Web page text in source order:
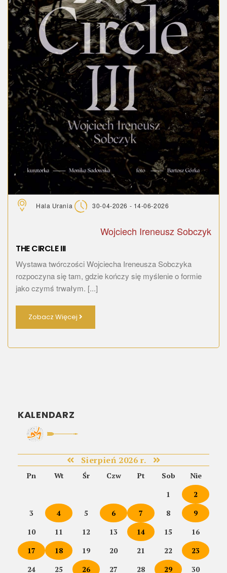
Hala Urania 30-04-2026 - 14-06-2026
Wojciech Ireneusz Sobczyk
THE CIRCLE III
Wystawa twórczości Wojciecha Ireneusza Sobczyka
rozpoczyna się tam, gdzie kończy się myślenie o formie
jako czymś trwałym. [...]
Zobacz Więcej
KALENDARZ
Sierpień 2026 r.
Pn Wt Śr Czw Pt Sob
Nie
1
2
3
4 5 6 7 8
9
10
11 12 13 14 15
16
17
18 19 20 21 22
23
24
25 26 27 28 29 30